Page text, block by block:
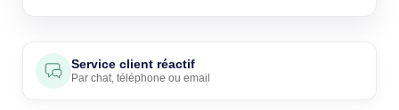
Service client réactif
Par chat, téléphone ou email